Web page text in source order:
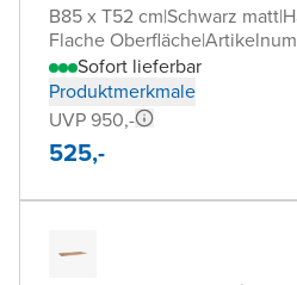
B85 x T52 cm|Schwarz matt|
Flache Oberfläche|
Sofort lieferbar
Produktmerkmale
UVP 950,-
525,-